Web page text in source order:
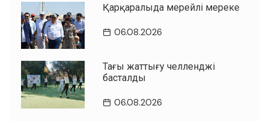
Қарқаралыда мерейлі мереке
06.08.2026
Таңғы жаттығу челленджі
басталды
06.08.2026